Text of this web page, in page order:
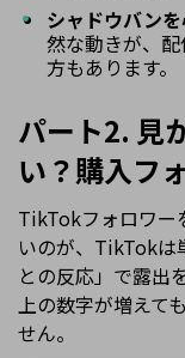
シャドウバン
然な動きが、
方もあります。
パート2. 見
い？購入フ
TikTokフォロワー
いのが、TikTokは
との反応」で露出
上の数字が増えて
せん。